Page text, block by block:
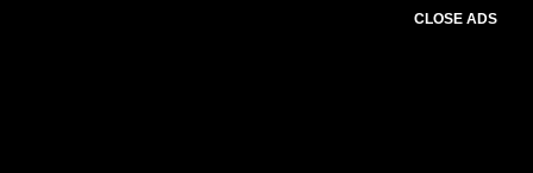
CLOSE ADS